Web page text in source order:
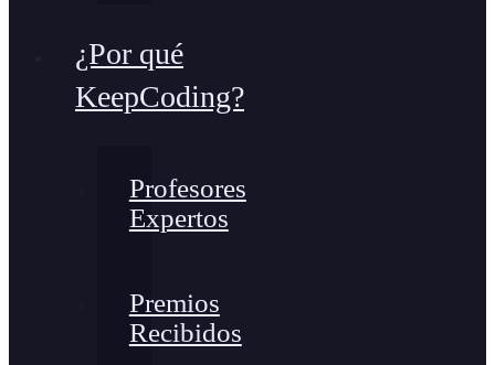
¿Por qué
KeepCoding?
Profesores
Expertos
Premios
Recibidos